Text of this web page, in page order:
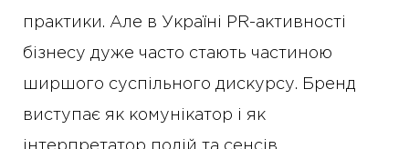
практики. Але в Україні PR-активності
бізнесу дуже часто стають частиною
ширшого суспільного дискурсу. Бренд
виступає як комунікатор і як